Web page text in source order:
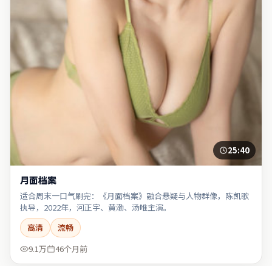
25:40
月面档案
适合周末一口气刷完：《月面档案》融合悬疑与人物群像，陈凯歌
执导，2022年，河正宇、黄渤、汤唯主演。
高清
流畅
9.1万
46个月前